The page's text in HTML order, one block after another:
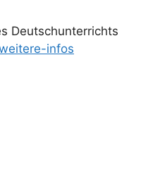
Deutschunterrichts
infos